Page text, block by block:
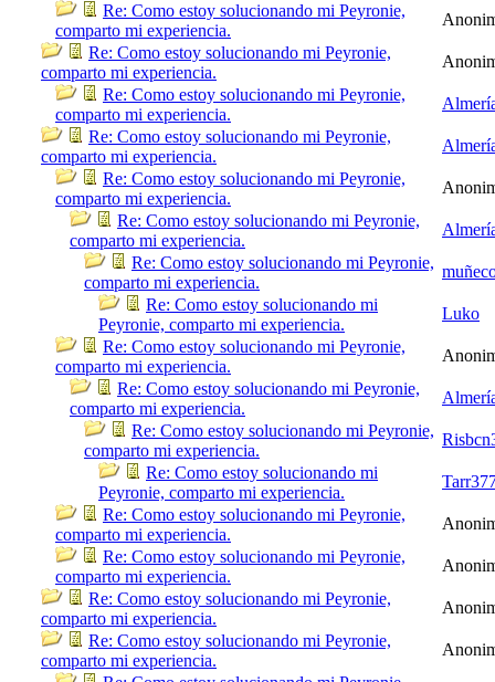
Re: Como estoy solucionando mi Peyronie,
comparto mi experiencia.
Re: Como estoy solucionando mi Peyronie,
comparto mi experiencia.
Re: Como estoy solucionando mi Peyronie,
comparto mi experiencia.
Re: Como estoy solucionando mi Peyronie,
comparto mi experiencia.
Re: Como estoy solucionando mi Peyronie,
comparto mi experiencia.
Re: Como estoy solucionando mi Peyronie,
comparto mi experiencia.
Re: Como estoy solucionando mi Peyronie,
comparto mi experiencia.
Re: Como estoy solucionando mi
Peyronie, comparto mi experiencia.
Luko
Re: Como estoy solucionando mi Peyronie,
comparto mi experiencia.
Re: Como estoy solucionando mi Peyronie,
comparto mi experiencia.
Re: Como estoy solucionando mi Peyronie,
comparto mi experiencia.
Re: Como estoy solucionando mi
Peyronie, comparto mi experiencia.
Re: Como estoy solucionando mi Peyronie,
comparto mi experiencia.
Re: Como estoy solucionando mi Peyronie,
comparto mi experiencia.
Re: Como estoy solucionando mi Peyronie,
comparto mi experiencia.
Re: Como estoy solucionando mi Peyronie,
comparto mi experiencia.